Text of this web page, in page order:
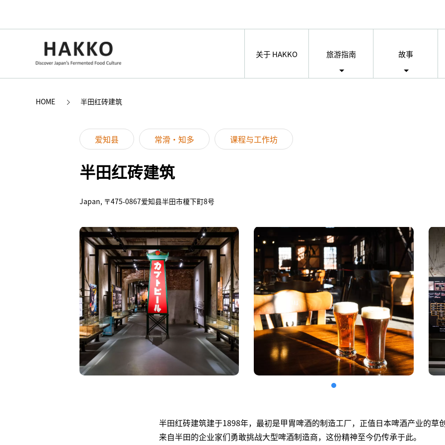
关于 HAKKO 旅游指南 故事
HOME 半田红砖建筑
爱知县 常滑・知多 课程与工作坊
半田红砖建筑
Japan, 〒475-0867爱知县半田市榎下町8号
半田红砖建筑建于1898年，最初是甲胄啤酒的制造工厂，正值日本啤酒产业的草
来自半田的企业家们勇敢挑战大型啤酒制造商，这份精神至今仍传承于此。